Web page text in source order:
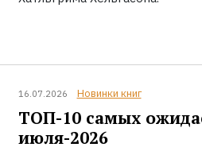
16.07.2026 Новинки книг
ТОП-10 самых
июля-2026